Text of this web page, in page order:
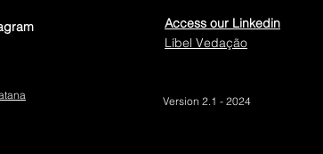
Access our Linkedin
Líbel Vedação
Version 2.1 - 2024